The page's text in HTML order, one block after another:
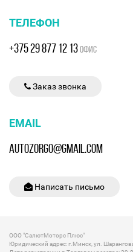
ТЕЛЕФОН
+375 29 877 12 13ОФИС
Заказ звонка
EMAIL
AUTOZORGO@GMAIL.COM
Написать письмо
ООО "СалютМоторс Плюс"
Юридический адрес: г.Минск, ул.